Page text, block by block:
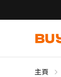
主頁